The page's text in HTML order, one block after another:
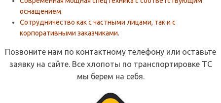
оснащением.
Сотрудничество как с частными лицами, так и с
корпоративными заказчиками.
Позвоните нам по контактному телефону или оставьте
заявку на сайте. Все хлопоты по транспортировке ТС
мы берем на себя.